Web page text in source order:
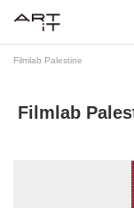
Filmlab Palestine
Filmlab